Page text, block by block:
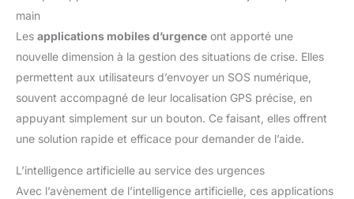
d'expérience. En tant que fabricant disposant de sa propre
usine et d'un département R&D indépendant, nous mettons en
œuvre des mesures de contrôle qualité extrêmement
une référence en matière de durabilité. C’est pourquoi nous
offrons une Garantie à Vie, témoignant de notre confiance
absolue dans nos produits. En choisissant notre marque, vous
bénéficiez d'un support client dévoué et d'un produit conçu
d'esprit garantie pour un achat sans aucun risque.
main
Les applications mobiles d’urgence ont apporté une
nouvelle dimension à la gestion des situations de crise. Elles
permettent aux utilisateurs d’envoyer un SOS numérique,
souvent accompagné de leur localisation GPS précise, en
appuyant simplement sur un bouton. Ce faisant, elles offrent
une solution rapide et efficace pour demander de l’aide.
L’intelligence artificielle au service des urgences
Avec l’avènement de l’intelligence artificielle, ces applications